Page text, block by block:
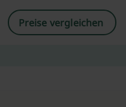
Preise vergleichen